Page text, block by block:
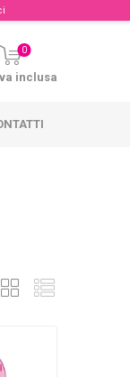
0
inclusa